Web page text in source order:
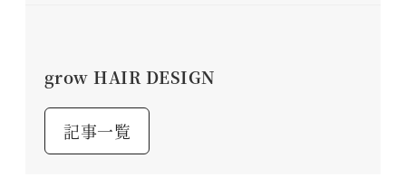
grow HAIR DESIGN
記事一覧